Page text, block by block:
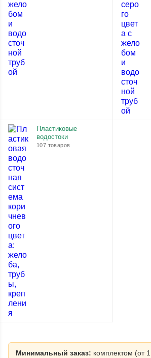
Пластиковые
водостоки
107 товаров
Минимальный заказ: комплектом (от